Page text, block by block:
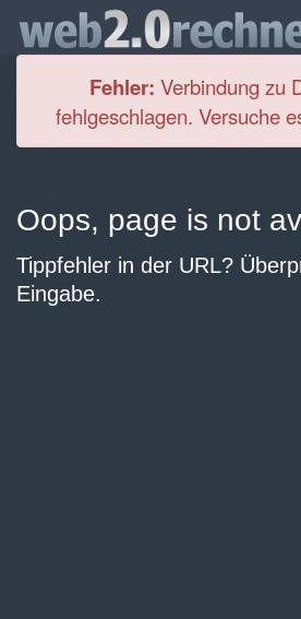
Fehler: Verbindung zu
fehlgeschlagen. Versuche
Oops, page is not
Tippfehler in der URL?
Eingabe.